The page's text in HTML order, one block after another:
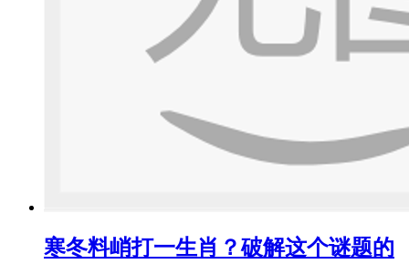
寒冬料峭打一生肖？破解这个谜题的